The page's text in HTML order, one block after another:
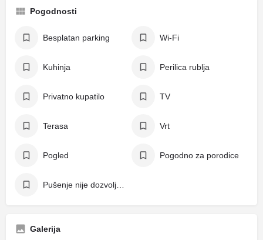
Pogodnosti
Besplatan parking Wi-Fi
Kuhinja Perilica rublja
Privatno kupatilo TV
Terasa Vrt
Pogled Pogodno za porodice
Galerija